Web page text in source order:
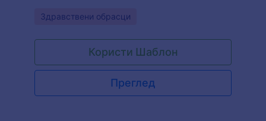
Go to Category:
Здравствени обрасци
Користи Шаблон
Преглед